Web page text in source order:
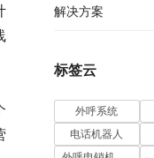
解决方案​
标签云
外呼系统
电话机器人